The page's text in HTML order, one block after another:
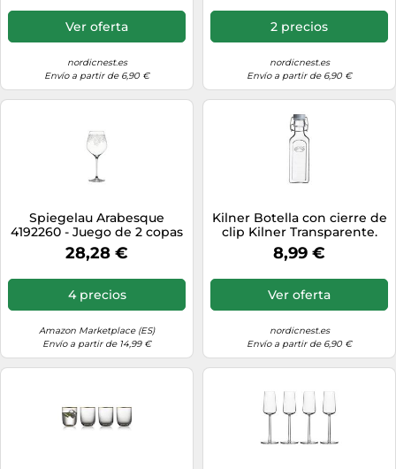
Ver oferta
nordicnest.es
Envío a partir de 6,90 €
2 precios
nordicnest.es
Envío a partir de 6,90 €
Spiegelau Arabesque
4192260 - Juego de 2 copas
de vino (840 ml)
28,28 €
4 precios
Amazon Marketplace (ES)
Envío a partir de 14,99 €
Kilner Botella con cierre de
clip Kilner Transparente.
300 ml
8,99 €
Ver oferta
nordicnest.es
Envío a partir de 6,90 €